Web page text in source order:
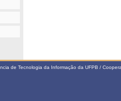
de Tecnologia da Informação da UFPB /